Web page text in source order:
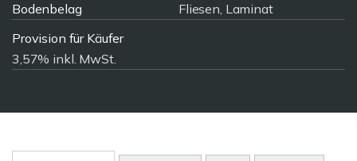
Bodenbelag
Fliesen, Laminat
Provision für Käufer
3,57% inkl. MwSt.